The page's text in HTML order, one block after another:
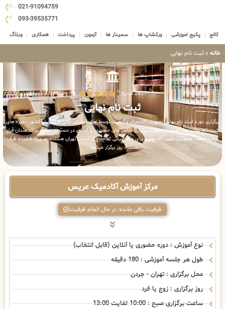
021-91094759
093-39535771
کالج پکیج اموزشی ورکشاپ ها سمینار ها آزمون پرداخت همکاری وبلاگ
خانه » ثبت نام نهایی
2931 امتیاز 




ثبت نام نهایی
برگزاری دوره ثبت نام نهایی بصورت آکادمیک و ترمیک توسط مرکز آموزش عالی عریس در کشور ، دوره های
ثبت نام نهایی هم اکنون به صورت برگزاری کلاس های حضوری یا آنلاین در دسترس عموم علاقه مندان قرار
گرفته است ، همچنین ثبت نام نهایی برای متقاضیانی که خارج از استان تهران هستند بصورت فشرده ظرف
مدت 7 روز برگزار میشود .
مرکز آموزش آکادمیک عریس
ظرفیت باقی مانده: در حال اتمام ظرفیت
نوع آموزش : دوره حضوری یا آنلاین (قابل انتخاب)
طول هر جلسه آموزشی : 180 دقیقه
محل برگزاری : تهران - جردن
روز برگزاری : زوج یا فرد
ساعت برگزاری صبح : 10:00 لغایت 13:00